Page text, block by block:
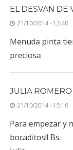
EL DESVAN DE
21/10/2014 - 12:40
Menuda pinta
preciosa
JULIA ROMERO
21/10/2014 - 15:16
Para empezar y
bocaditos!! Bs.